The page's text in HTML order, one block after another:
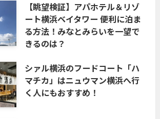
【眺望検証】アパホテル＆リゾ
ート横浜ベイタワー 便利に泊ま
る方法！みなとみらいを一望で
きるのは？
シァル横浜のフードコート「ハ
マチカ」はニュウマン横浜へ行
く人にもおすすめ！